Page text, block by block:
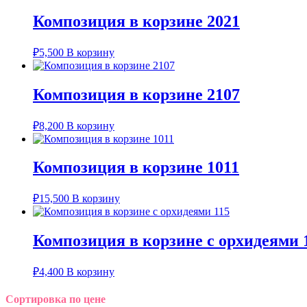
Композиция в корзине 2021
₽5,500 В корзину
Композиция в корзине 2107
₽8,200 В корзину
Композиция в корзине 1011
₽15,500 В корзину
Композиция в корзине с орхидеями
₽4,400 В корзину
Сортировка по цене